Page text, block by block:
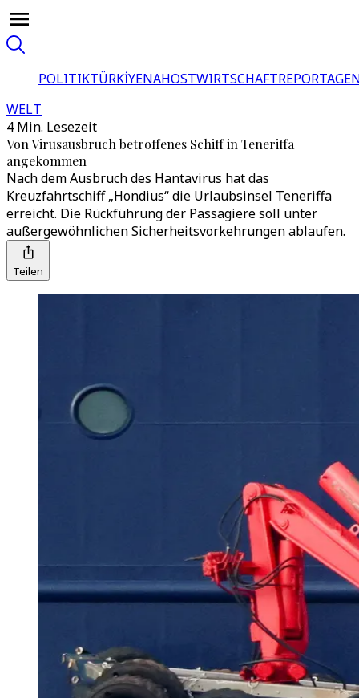
POLITIKTÜRKİYENAHOSTWIRTSCHAFT
WELT
4 Min. Lesezeit
Von Virusausbruch betroffenes Schiff in Teneriffa
angekommen
Nach dem Ausbruch des Hantavirus hat das
Kreuzfahrtschiff „Hondius“ die Urlaubsinsel Teneriffa
erreicht. Die Rückführung der Passagiere soll unter
außergewöhnlichen Sicherheitsvorkehrungen ablaufen.
Teilen